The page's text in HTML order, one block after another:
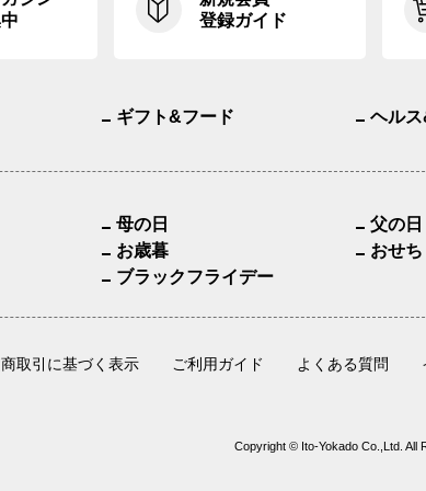
登録ガイド
ギフト&フード ヘル
母の日 父の日
お歳暮
おせち
ブラックフライデー
取引に基づく表示 ご利用ガイド よくある質問
Copyright © Ito-Yokado Co.,Ltd. All